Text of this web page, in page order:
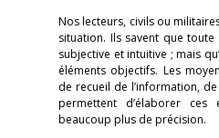
Nos lecteurs, civils ou
situation. Ils savent que
subjective et intuitive ; mais
éléments objectifs. Les
de recueil de l’information,
permettent d’élaborer ces
beaucoup plus de précision.